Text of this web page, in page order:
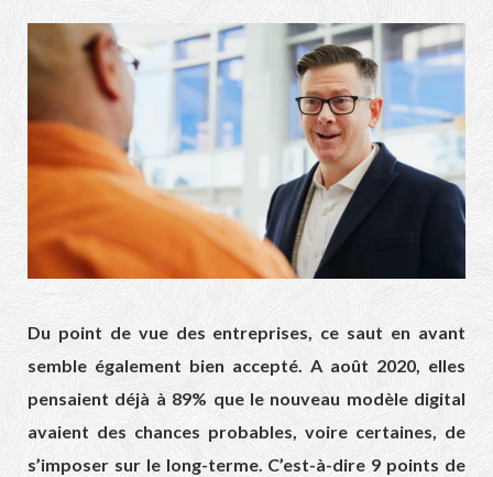
Du point de vue des entreprises, ce saut en avant
semble également bien accepté. A août 2020, elles
pensaient déjà à 89% que le nouveau modèle digital
avaient des chances probables, voire certaines, de
s’imposer sur le long-terme. C’est-à-dire 9 points de